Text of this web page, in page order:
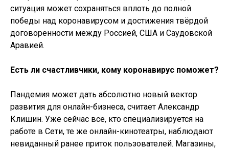
ситуация может сохраняться вплоть до полной
победы над коронавирусом и достижения твёрдой
договоренности между Россией, США и Саудовской
Аравией.
Есть ли счастливчики, кому коронавирус поможет?
Пандемия может дать абсолютно новый вектор
развития для онлайн-бизнеса, считает Александр
Клишин. Уже сейчас все, кто специализируется на
работе в Сети, те же онлайн-кинотеатры, наблюдают
невиданный ранее приток пользователей. Магазины,